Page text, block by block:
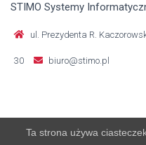
STIMO Systemy
ul. Prezydenta R.
30 biuro@stimo.pl
Ta strona używa